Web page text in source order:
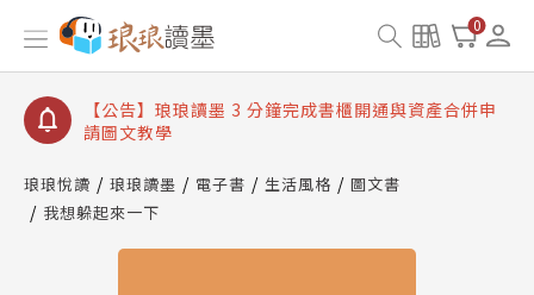
0
【公告】琅琅讀墨數位閱讀資產合併與書櫃開通申請
【公告】琅琅讀墨書櫃開通常見問題
【公告】琅琅讀墨 3 分鐘完成書櫃開通與資產合併申
請圖文教學
查詢
【公告】琅琅讀墨數位閱讀資產合併與書櫃開通申請
琅琅悅讀 琅琅讀墨 電子書 生活風格
圖文書
我想躲起來一下